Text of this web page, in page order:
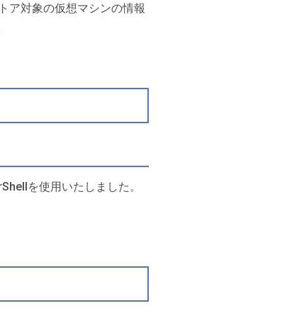
ア対象の仮想マシンの情報
を使用いたしました。